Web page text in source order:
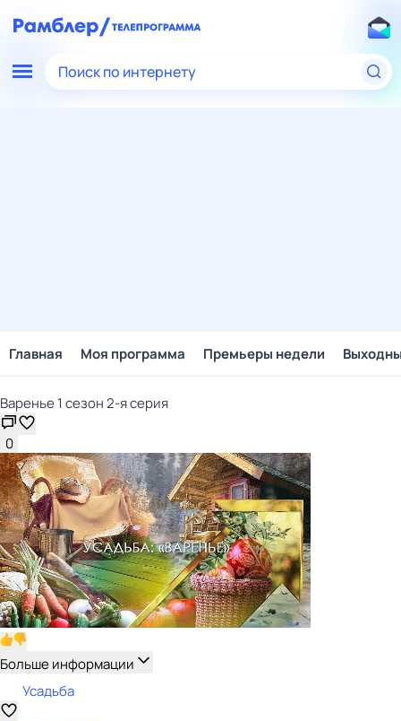
Поиск по интернету
Главная Моя программа Премьеры недели
Варенье 1 сезон 2-я серия
0
Больше информации
Усадьба